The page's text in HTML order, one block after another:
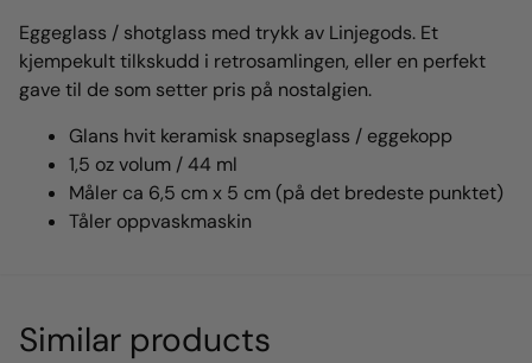
Eggeglass / shotglass med trykk av Linjegods. Et
kjempekult tilkskudd i retrosamlingen, eller en perfekt
gave til de som setter pris på nostalgien.
Glans hvit keramisk snapseglass / eggekopp
1,5 oz volum / 44 ml
Måler ca 6,5 ​​cm x 5 cm (på det bredeste punktet)
Tåler oppvaskmaskin
Similar products